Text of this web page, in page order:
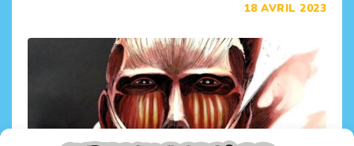
18 AVRIL 2023